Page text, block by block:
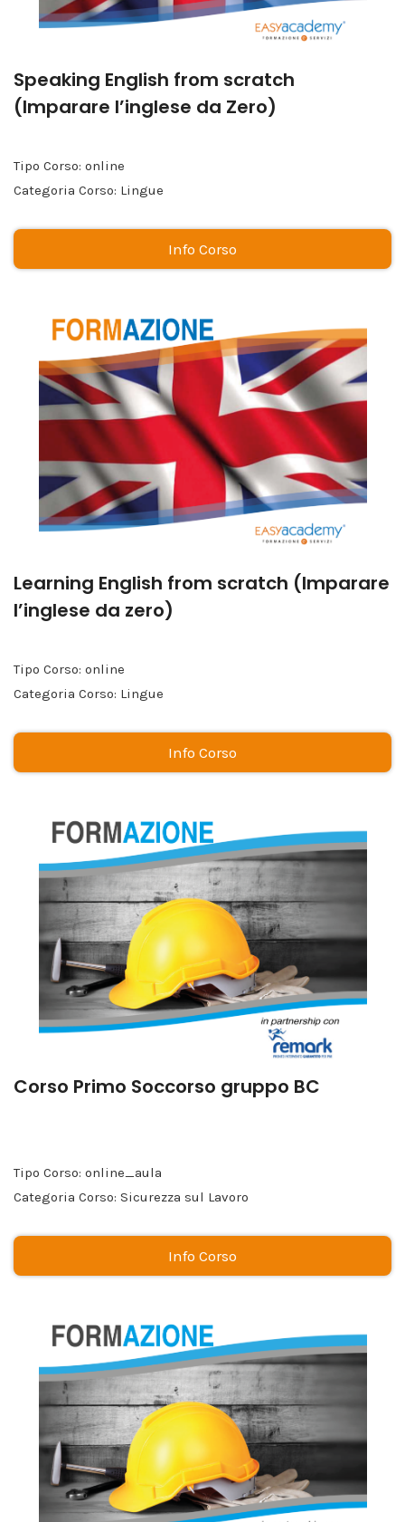
Speaking English from scratch
(Imparare l’inglese da Zero)
Tipo Corso: online
Categoria Corso: Lingue
Info Corso
Learning English from scratch (Imparare
l’inglese da zero)
Tipo Corso: online
Categoria Corso: Lingue
Info Corso
Corso Primo Soccorso gruppo BC
Tipo Corso: online_aula
Categoria Corso: Sicurezza sul Lavoro
Info Corso